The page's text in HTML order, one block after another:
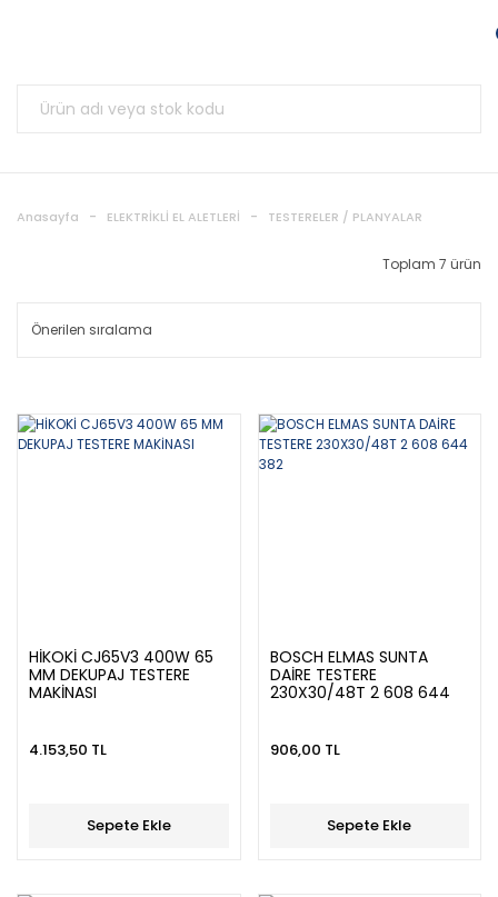
Anasayfa ELEKTRİKLİ EL ALETLERİ TESTERELER / PLANYALAR
Toplam 7 ürün
HİKOKİ CJ65V3 400W 65
MM DEKUPAJ TESTERE
MAKİNASI
4.153,50 TL
Sepete Ekle
BOSCH ELMAS SUNTA
DAİRE TESTERE
230X30/48T 2 608 644
906,00 TL
Sepete Ekle